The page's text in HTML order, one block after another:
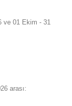
ve 01 Ekim - 31
arası: